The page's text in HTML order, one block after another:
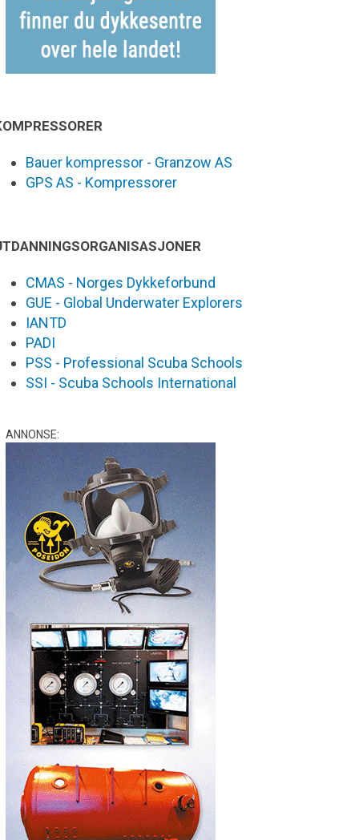
Bauer kompressor - Granzow AS
GPS AS - Kompressorer
CMAS - Norges Dykkeforbund
GUE - Global Underwater Explorers
IANTD
PADI
PSS - Professional Scuba Schools
SSI - Scuba Schools International
ANNONSE: